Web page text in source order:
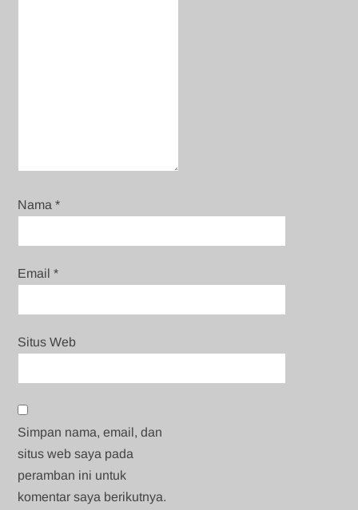
Nama*
Email*
Situs Web
Simpan nama, email, dan
situs web saya pada
peramban ini untuk
komentar saya berikutnya.